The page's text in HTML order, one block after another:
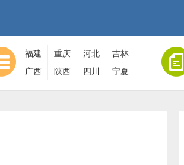
福建 重庆 河北
吉林
广西
陕西 四川 宁夏